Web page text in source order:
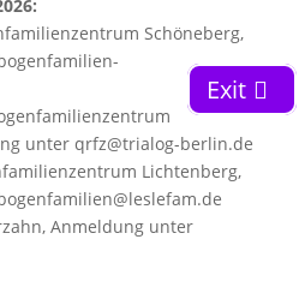
Schöneberg,
unter qrfz@trialog-berlin.de
Lichtenberg,
Anmeldung unter
Exit